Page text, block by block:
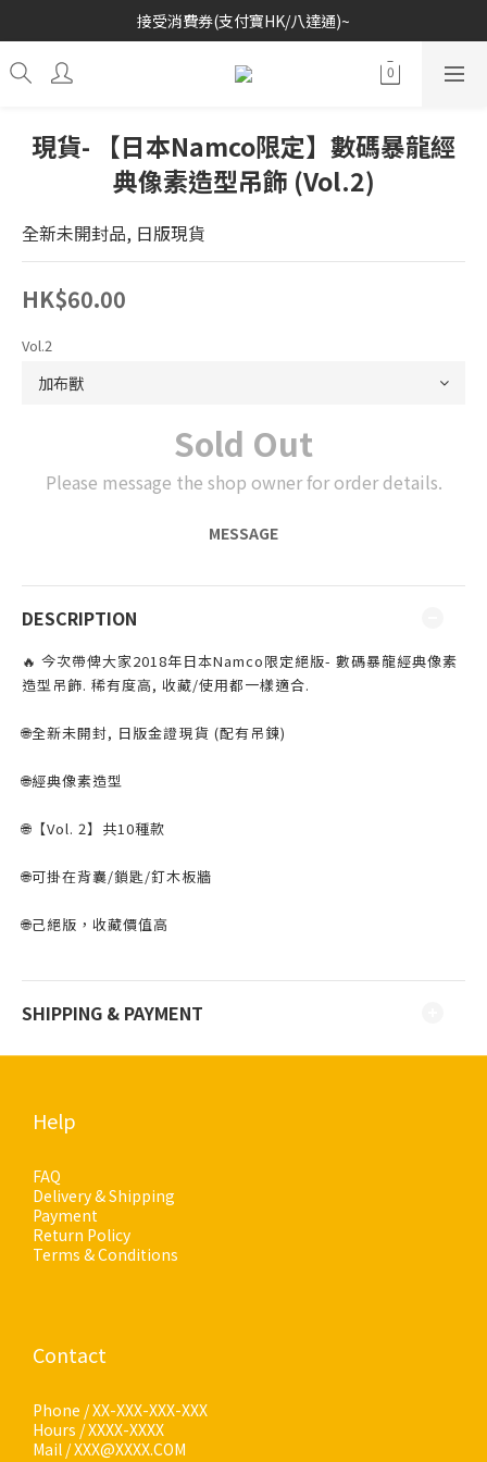
歡迎各位玩具收藏家~
接受消費券(支付寶HK/八達通)~
歡迎各位玩具收藏家~
現貨- 【日本Namco限定】數碼暴龍經
典像素造型吊飾 (Vol.2)
全新未開封品, 日版現貨
HK$60.00
Vol.2
Sold Out
Please message the shop owner for order details.
MESSAGE
DESCRIPTION
🔥 今次帶俾大家2018年日本Namco限定絕版- 數碼暴龍經典像素
造型吊飾. 稀有度高, 收藏/使用都一樣適合.⁣
🌐全新未開封, 日版金證⁣現貨 (配有吊鍊)
🌐經典像素造型⁣
🌐【Vol. 2】共10種款
🌐可掛在背囊/鎖匙/釘木板牆⁣
🌐己絕版，收藏價值高
SHIPPING & PAYMENT
Help
FAQ
Delivery & Shipping
Payment
Return Policy
Terms & Conditions
Contact
Phone / XX-XXX-XXX-XXX
Hours / XXXX-XXXX
Mail / XXX@XXXX.COM